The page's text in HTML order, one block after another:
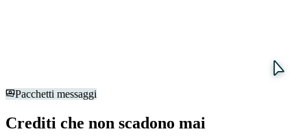
Pacchetti messaggi
Crediti che non scadono mai